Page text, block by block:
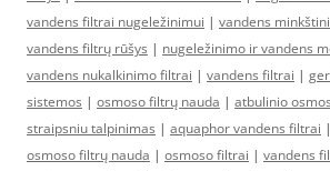
vandens filtrai nugeležinimui | vandens
vandens filtrų rūšys | nugeležinimo ir vandens
vandens nukalkinimo filtrai | vandens filtrai |
sistemos | osmoso filtrų nauda | atbulinio
straipsniu talpinimas | aquaphor vandens filtrai |
osmoso filtrų nauda | osmoso filtrai | vandens